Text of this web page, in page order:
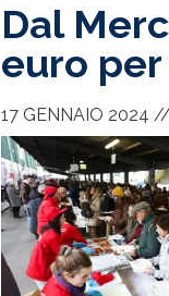
Dal
euro per
17 GENNAIO 2024 //